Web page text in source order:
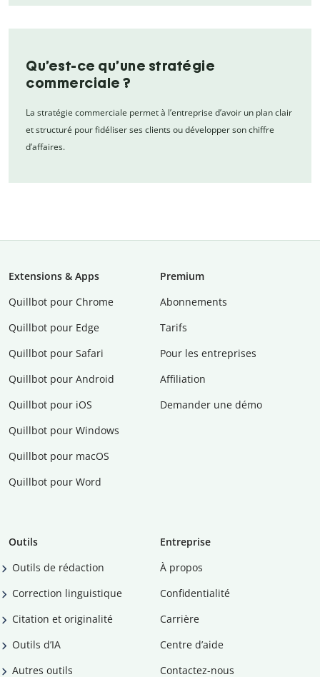
Qu’est-ce qu’une stratégie
commerciale ?
La stratégie commerciale permet à l’entreprise d’avoir un plan clair
et structuré pour fidéliser ses clients ou développer son chiffre
d’affaires.
Extensions & Apps
Quillbot pour Chrome
Quillbot pour Edge
Quillbot pour Safari
Quillbot pour Android
Quillbot pour iOS
Quillbot pour Windows
Quillbot pour macOS
Quillbot pour Word
Premium
Abonnements
Tarifs
Pour les entreprises
Affiliation
Demander une démo
Outils
Outils de rédaction
Correction linguistique
Citation et originalité
Outils d’IA
Autres outils
Entreprise
À propos
Confidentialité
Carrière
Centre d’aide
Contactez-nous